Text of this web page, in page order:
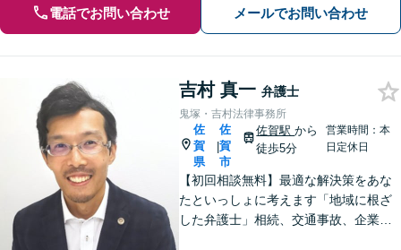
電話でお問い合わせ メールでお問い合わせ
吉村 真一 弁護士
鬼塚・吉村法律事務所
佐
賀
県
|
佐
賀
市
佐賀駅から
徒歩5分
営業時間：本
日定休日
【初回相談無料】最適な解決策をあな
たといっしょに考えます「地域に根ざ
した弁護士」相続、交通事故、企業法